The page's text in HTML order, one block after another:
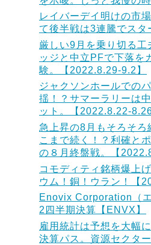
レイバーデイ明けの市
て後半戦は3連騰でスタ
厳しい9月を乗り切る
ッジと中立PFで下落を
験。【2022.8.29-9.2】
ジャクソンホールでの
揺！？サマーラリーは
ット。【2022.8.22-8.26
急上昇の8月もそろそ
こまで続く！？利確と
の８月終盤戦。【
コモディティ銘柄爆上
ウム！銅！ウラン！【
Enovix Corporation（
2四半期決算【ENVX】
雇用統計は予想を大幅
決算パス。資源セクタ